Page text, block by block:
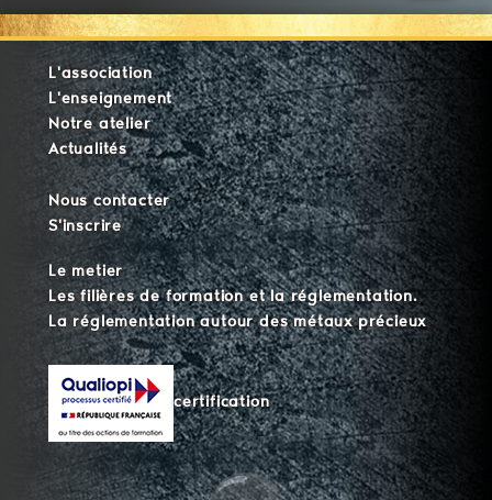
L'association
L'enseignement
Notre atelier
Actualités
Nous contacter
S'inscrire
Le metier
Les filières de formation et la réglementation.
La réglementation autour des métaux précieux
certification